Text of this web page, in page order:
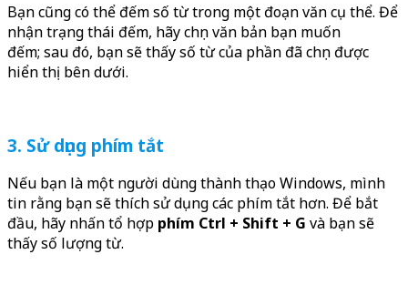
Bạn cũng có thể đếm số từ trong một đoạn văn cụ thể. Để
nhận trạng thái đếm, hãy chọn văn bản bạn muốn
đếm; sau đó, bạn sẽ thấy số từ của phần đã chọn được
hiển thị bên dưới.
3. Sử dụng phím tắt
Nếu bạn là một người dùng thành thạo Windows, mình
tin rằng bạn sẽ thích sử dụng các phím tắt hơn. Để bắt
đầu, hãy nhấn tổ hợp phím Ctrl + Shift + G và bạn sẽ
thấy số lượng từ.